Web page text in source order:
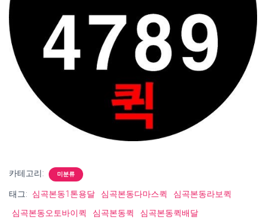
카테고리: 미분류
태그: 심곡본동1톤용달 심곡본동다마스퀵
심곡본동라보퀵
심곡본동오토바이퀵
심곡본동퀵
심곡본동퀵배달